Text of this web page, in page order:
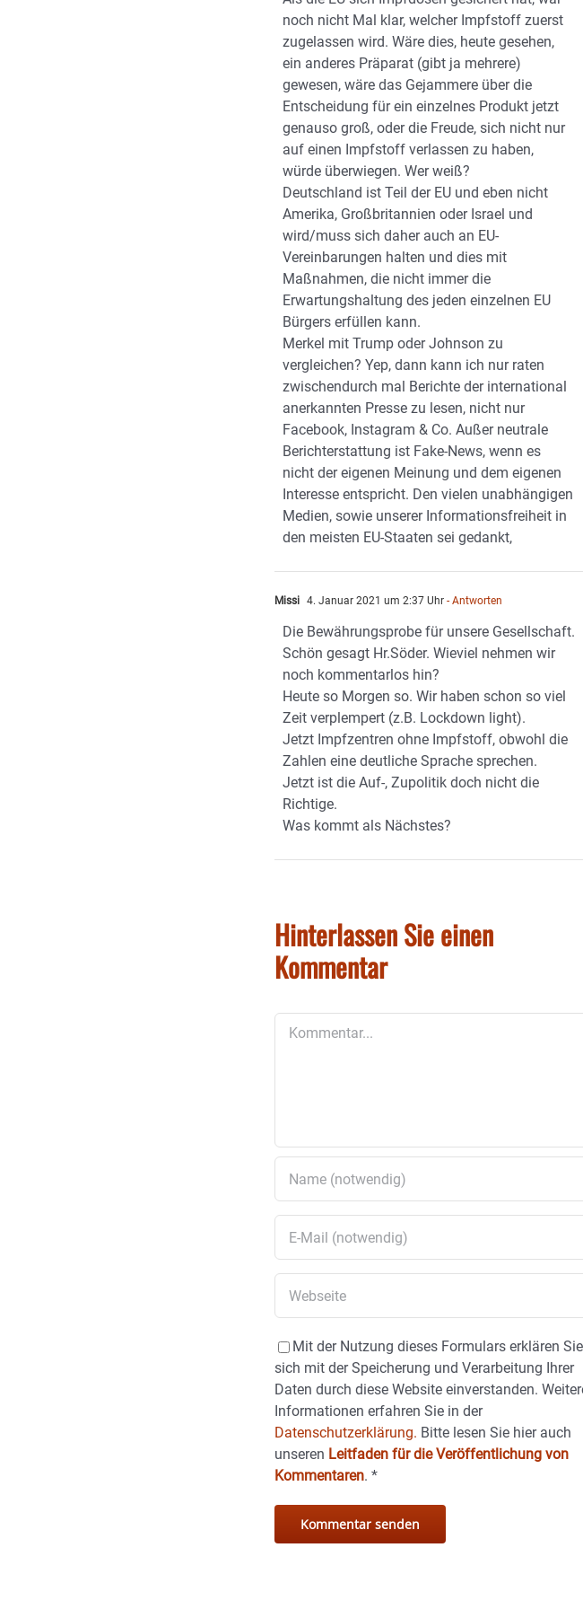
noch nicht Mal klar, welcher Impfstoff zuerst
zugelassen wird. Wäre dies, heute gesehen,
ein anderes Präparat (gibt ja mehrere)
gewesen, wäre das Gejammere über die
Entscheidung für ein einzelnes Produkt jetzt
genauso groß, oder die Freude, sich nicht nur
auf einen Impfstoff verlassen zu haben,
würde überwiegen. Wer weiß?
Deutschland ist Teil der EU und eben nicht
Amerika, Großbritannien oder Israel und
wird/muss sich daher auch an EU-
Vereinbarungen halten und dies mit
Maßnahmen, die nicht immer die
Erwartungshaltung des jeden einzelnen EU
Bürgers erfüllen kann.
Merkel mit Trump oder Johnson zu
vergleichen? Yep, dann kann ich nur raten
zwischendurch mal Berichte der international
anerkannten Presse zu lesen, nicht nur
Facebook, Instagram & Co. Außer neutrale
Berichterstattung ist Fake-News, wenn es
nicht der eigenen Meinung und dem eigenen
Interesse entspricht. Den vielen unabhängigen
Medien, sowie unserer Informationsfreiheit in
den meisten EU-Staaten sei gedankt,
Missi 4. Januar 2021 um 2:37 Uhr - Antworten
Die Bewährungsprobe für unsere Gesellschaft.
Schön gesagt Hr.Söder. Wieviel nehmen wir
noch kommentarlos hin?
Heute so Morgen so. Wir haben schon so viel
Zeit verplempert (z.B. Lockdown light).
Jetzt Impfzentren ohne Impfstoff, obwohl die
Zahlen eine deutliche Sprache sprechen.
Jetzt ist die Auf-, Zupolitik doch nicht die
Richtige.
Was kommt als Nächstes?
Hinterlassen Sie einen
Kommentar
Mit der Nutzung dieses Formulars erklären Sie
sich mit der Speicherung und Verarbeitung Ihrer
Daten durch diese Website einverstanden.
Informationen erfahren Sie in der
Datenschutzerklärung. Bitte lesen Sie hier auch
unseren Leitfaden für die Veröffentlichung von
Kommentaren.*